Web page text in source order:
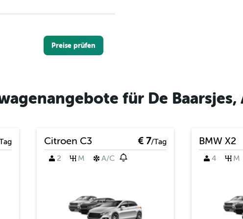
Preise prüfen
Preise prüfen
für De Baarsjes,
Citroen C3 € 7/Tag
2
M A/C
BMW X2
4
M